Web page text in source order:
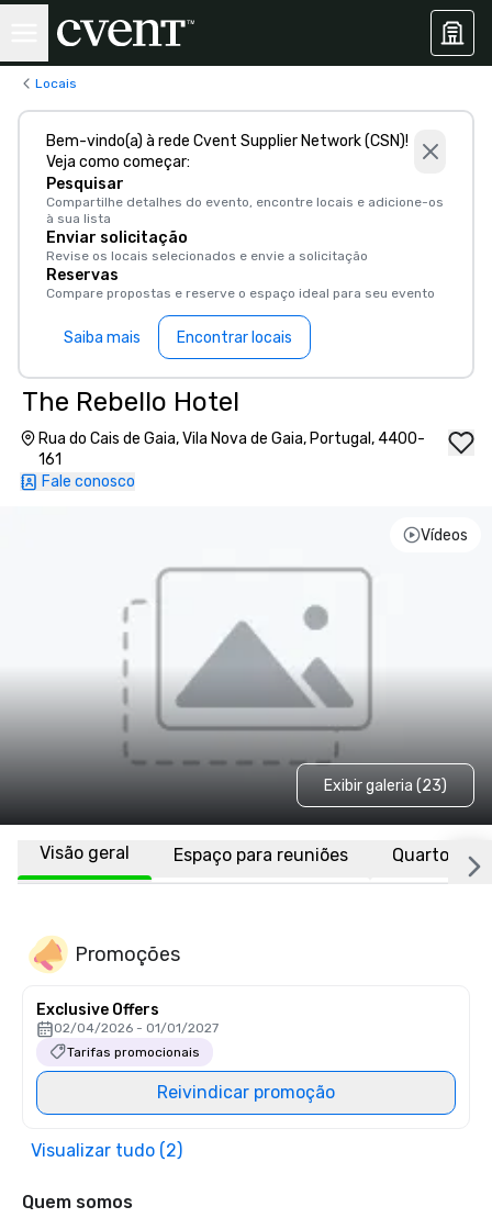
Locais
Bem-vindo(a) à rede Cvent Supplier Network (CSN)!
Veja como começar:
Pesquisar
Compartilhe detalhes do evento, encontre locais e adicione-os
à sua lista
Enviar solicitação
Revise os locais selecionados e envie a solicitação
Reservas
Compare propostas e reserve o espaço ideal para seu evento
Saiba mais Encontrar locais
The Rebello Hotel
Rua do Cais de Gaia, Vila Nova de Gaia, Portugal, 4400-
161
Fale conosco
Vídeos
Exibir galeria (23)
Visão geral Espaço para reuniões Quartos
Promoções
Exclusive Offers
02/04/2026 - 01/01/2027
Tarifas promocionais
Reivindicar promoção
Visualizar tudo (2)
Quem somos